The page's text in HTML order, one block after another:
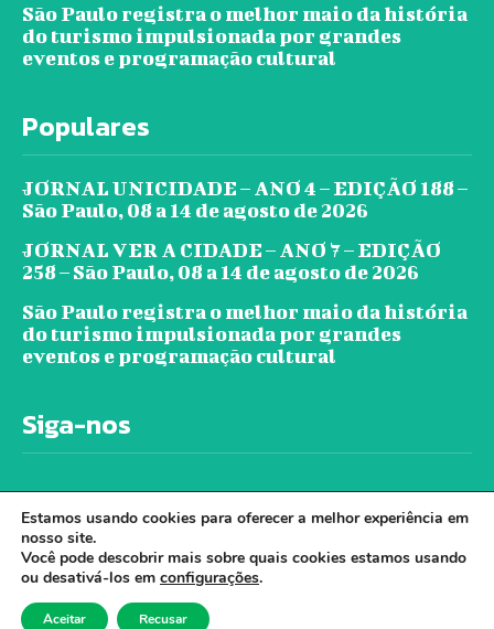
São Paulo registra o melhor maio da história
do turismo impulsionada por grandes
eventos e programação cultural
Populares
JORNAL UNICIDADE – ANO 4 – EDIÇÃO 188 –
São Paulo, 08 a 14 de agosto de 2026
JORNAL VER A CIDADE – ANO 7 – EDIÇÃO
258 – São Paulo, 08 a 14 de agosto de 2026
São Paulo registra o melhor maio da história
do turismo impulsionada por grandes
eventos e programação cultural
Siga-nos
© Jornal Ver A Cidade - Todos os direitos
reservados. - Desenvolvido por Cloudbe.
Estamos usando cookies para oferecer a melhor experiência em
nosso site.
Você pode descobrir mais sobre quais cookies estamos usando
ou desativá-los em configurações.
Aceitar Recusar